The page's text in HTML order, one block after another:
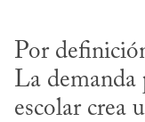
Por
La demanda
escolar crea